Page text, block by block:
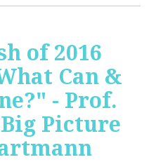
of 2016
Can &
- Prof.
Picture